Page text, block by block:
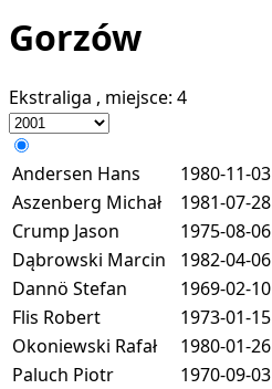
Gorzów
Ekstraliga , miejsce: 4
Andersen Hans 1980-11-03
Aszenberg Michał
1981-07-28
Crump Jason
1975-08-06
Dąbrowski Marcin
1982-04-06
Dannö Stefan
1969-02-10
Flis Robert
1973-01-15
Okoniewski Rafał
1980-01-26
Paluch Piotr
1970-09-03